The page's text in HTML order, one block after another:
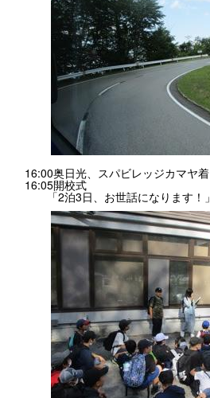
16:00奥日光、スパビレッジカマヤ着
16:05開校式
「2泊3日、お世話になります！」